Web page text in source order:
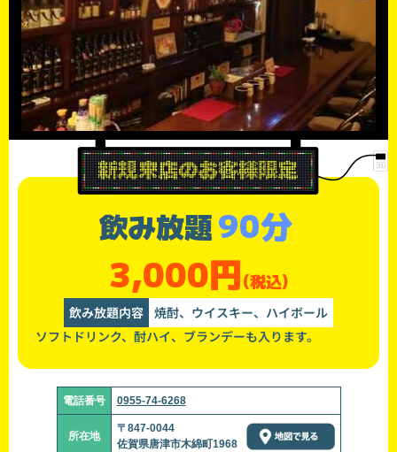
飲み放題90分
3,000円(税込)
飲み放題内容 焼酎、ウイスキー、ハイボール
ソフトドリンク、酎ハイ、ブランデーも入ります。
電話番号 0955-74-6268
所在地
〒847-0044
佐賀県唐津市木綿町1968